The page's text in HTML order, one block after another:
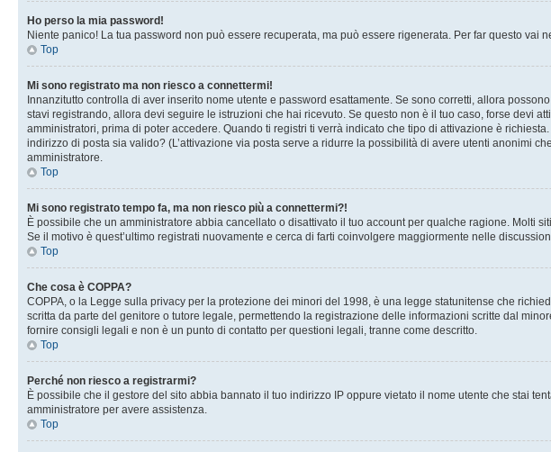
Ho perso la mia password!
Niente panico! La tua password non può essere recuperata, ma può essere rigenerata. Per far questo vai
Top
Mi sono registrato ma non riesco a connettermi!
Innanzitutto controlla di aver inserito nome utente e password esattamente. Se sono corretti, allora
stavi registrando, allora devi seguire le istruzioni che hai ricevuto. Se questo non è il tuo caso, forse devi
amministratori, prima di poter accedere. Quando ti registri ti verrà indicato che tipo di attivazione è
indirizzo di posta sia valido? (L’attivazione via posta serve a ridurre la possibilità di avere utenti anonimi
amministratore.
Top
Mi sono registrato tempo fa, ma non riesco più a connettermi?!
È possibile che un amministratore abbia cancellato o disattivato il tuo account per qualche ragione.
Se il motivo è quest’ultimo registrati nuovamente e cerca di farti coinvolgere maggiormente nelle
Top
Che cosa è COPPA?
COPPA, o la Legge sulla privacy per la protezione dei minori del 1998, è una legge statunitense che
scritta da parte del genitore o tutore legale, permettendo la registrazione delle informazioni scritte dal
fornire consigli legali e non è un punto di contatto per questioni legali, tranne come descritto.
Top
Perché non riesco a registrarmi?
È possibile che il gestore del sito abbia bannato il tuo indirizzo IP oppure vietato il nome utente che stai
amministratore per avere assistenza.
Top